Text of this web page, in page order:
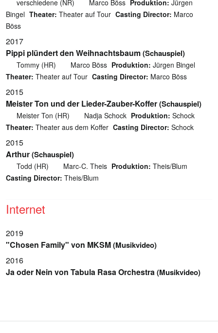
verschiedene (NR) Marco Böss Produktion: Jürgen
Bingel Theater: Theater auf Tour Casting Director: Marco
Böss
2017
Pippi plündert den Weihnachtsbaum(Schauspiel)
Tommy (HR) Marco Böss Produktion: Jürgen Bingel
Theater: Theater auf Tour Casting Director: Marco Böss
2015
Meister Ton und der Lieder-Zauber-Koffer(Schauspiel)
Meister Ton (HR) Nadja Schock Produktion: Schock
Theater: Theater aus dem Koffer Casting Director: Schock
2015
Arthur(Schauspiel)
Todd (HR) Marc-C. Theis Produktion: Theis/Blum
Casting Director: Theis/Blum
Internet
2019
"Chosen Family" von MKSM(Musikvideo)
2016
Ja oder Nein von Tabula Rasa Orchestra(Musikvideo)